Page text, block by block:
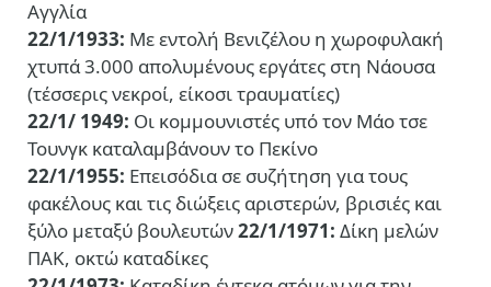
Αγγλία
22/1/1933: Με εντολή Βενιζέλου η χωροφυλακή
χτυπά 3.000 απολυμένους εργάτες στη Νάουσα
(τέσσερις νεκροί, είκοσι τραυματίες)
22/1/ 1949: Οι κομμουνιστές υπό τον Μάο τσε
Τουνγκ καταλαμβάνουν το Πεκίνο
22/1/1955: Επεισόδια σε συζήτηση για τους
φακέλους και τις διώξεις αριστερών, βρισιές και
ξύλο μεταξύ βουλευτών22/1/1971: Δίκη μελών
ΠΑΚ, οκτώ καταδίκες